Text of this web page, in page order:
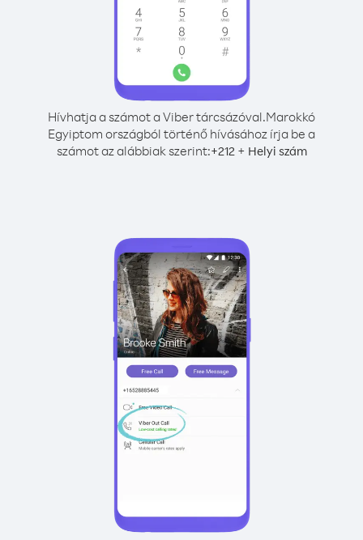
Hívhatja a számot a Viber tárcsázóval.Marokkó
Egyiptom országból történő hívásához írja be a
számot az alábbiak szerint:+212+ Helyi szám